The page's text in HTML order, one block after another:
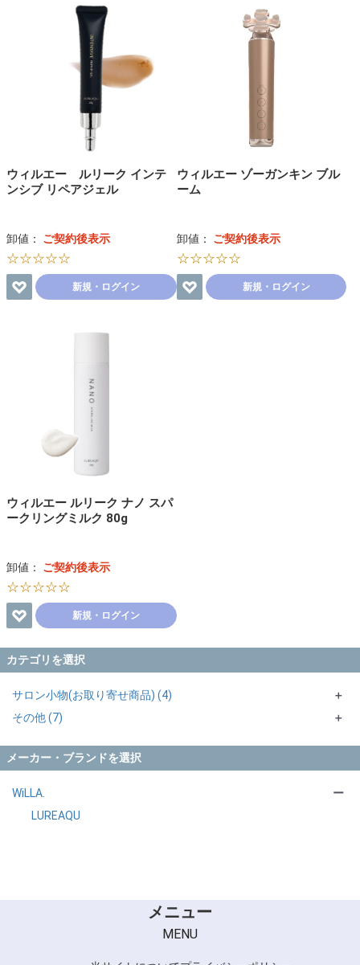
カテゴリを選択
サロン小物(お取り寄せ商品) (4)
美容機器 (4)
＋
＋
その他 (7)
スキンケア類 (7)
＋
メーカー・ブランドを選択
WiLLA.
LUREAQU
ー
ウィルエー ルリーク インテ
ンシブ リペアジェル
卸値： ご契約後表示
☆☆☆☆☆
新規・ログイン
ウィルエー ゾーガンキン ブル
ーム
卸値： ご契約後表示
☆☆☆☆☆
新規・ログイン
ウィルエー ルリーク ナノ スパ
ークリングミルク 80g
卸値： ご契約後表示
☆☆☆☆☆
新規・ログイン
メニュー
MENU